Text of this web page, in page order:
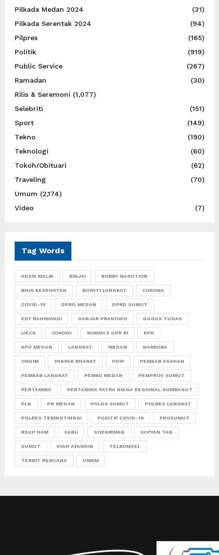
Pilkada Medan 2024
(31)
Pilkada Serentak 2024
(94)
Pilpres
(165)
Politik
(919)
Public Service
(267)
Ramadan
(30)
Rilis & Seremoni (1,077)
Selebriti
(151)
Sport
(149)
Tekno
(190)
Teknologi
(60)
Tokoh/Obituari
(62)
Traveling
(70)
Umum (2,174)
Video
(7)
Tag Words
ADAM MALIK BINJAI BOBBY NASUTION
BPJS KESEHATAN BUPATI LANGKAT CORONA
COVID-19 DPRD MEDAN DPRD SUMUT
EDY RAHMAYADI GANJAR PRANOWO GUGUS TUGAS
IJECK JOKOWI KOMISI X DPR RI KPK
KPU MEDAN LANGKAT MEDAN NARKOBA
ONDIM PAKPAK BHARAT PDIP PEMKAB ASAHAN
PEMKAB LANGKAT PEMKO MEDAN PEMPROV SUMUT
PERTAMINA PERTAMINA PATRA NIAGA REGIONAL SUMBAGUT
PLN PN MEDAN POLDA SUMUT POLRES LANGKAT
POLRES TEBINGTINGGI POSITIF COVID-19 PROSUMUT
RSUP HAM SABU SOEKIRMAN SOFYAN TAN
SUMUT SYAH AFANDIN TELKOMSEL
TERBIT RENCANA UMKM